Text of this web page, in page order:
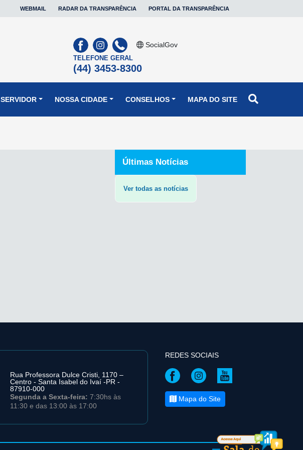
WEBMAIL RADAR DA TRANSPARÊNCIA PORTAL DA TRANSPARÊNCIA
SocialGov
TELEFONE GERAL
(44) 3453-8300
SERVIDOR NOSSA CIDADE CONSELHOS MAPA DO SITE
Últimas Notícias
Ver todas as notícias
Rua Professora Dulce Cristi, 1170 –
Centro - Santa Isabel do Ivaí -PR -
87910-000
Segunda a Sexta-feira: 7:30hs às
11:30 e das 13:00 às 17:00
REDES SOCIAIS
Mapa do Site